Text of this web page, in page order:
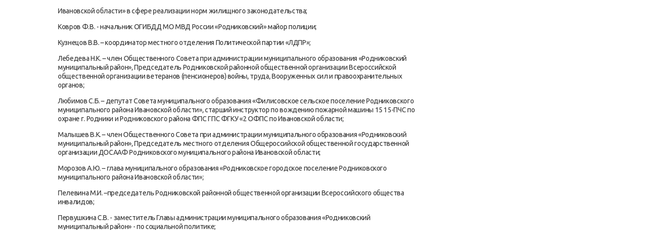
Ивановской области» в сфере реализации норм жилищного законодательства;
Ковров Ф.В. - начальник ОГИБДД МО МВД России «Родниковский» майор полиции;
Кузнецов В.В. – координатор местного отделения Политической партии «ЛДПР»;
Лебедева Н.К. – член Общественного Совета при администрации муниципального образования «Родниковский
муниципальный район», Председатель Родниковской районной общественной организации Всероссийской
общественной организации ветеранов (пенсионеров) войны, труда, Вооруженных сил и правоохранительных
органов;
Любимов С.Б. – депутат Совета муниципального образования «Филисовское сельское поселение Родниковского
муниципального района Ивановской области», старший инструктор по вождению пожарной машины 15 15-ПЧС по
охране г. Родники и Родниковского района ФПС ГПС ФГКУ «2 ОФПС по Ивановской области;
Малышев В.К. – член Общественного Совета при администрации муниципального образования «Родниковский
муниципальный район», Председатель местного отделения Общероссийской общественной государственной
организации ДОСААФ Родниковского муниципального района Ивановской области;
Морозов А.Ю. – глава муниципального образования «Родниковское городское поселение Родниковского
муниципального района Ивановской области»;
Пелевина М.И. –председатель Родниковской районной общественной организации Всероссийского общества
инвалидов;
Первушкина С.В. - заместитель Главы администрации муниципального образования «Родниковский
муниципальный район» - по социальной политике;